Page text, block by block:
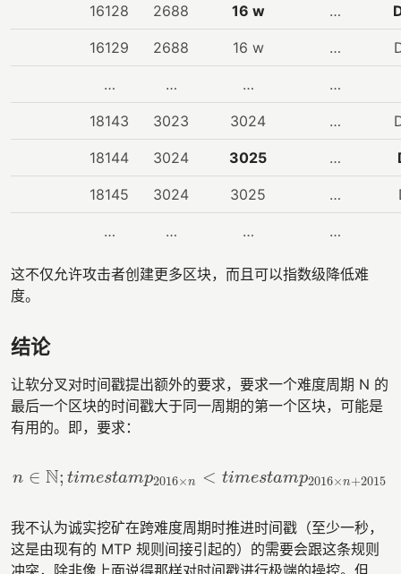
16128 2688 16 w …
16129 2688 16 w …
… … … …
18143 3023 3024 …
18144 3024 3025 …
18145 3024 3025 …
… … … …
这不仅允许攻击者创建更多区块，而且可以指数级降低难
度。
结论
让软分叉对时间戳提出额外的要求，要求一个难度周期 N 的
最后一个区块的时间戳大于同一周期的第一个区块，可能是
有用的。即，要求：
n ∈ N; timestamp2016×n < timestamp2016×n+2015
n ∈ℕ ;timestamp2016×n< timestamp2016×n+2015
我不认为诚实挖矿在跨难度周期时推进时间戳（至少一秒，
这是由现有的 MTP 规则间接引起的）的需要会跟这条规则
冲突，除非像上面说得那样对时间戳进行极端的操控。但